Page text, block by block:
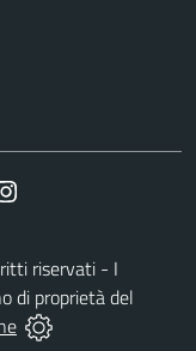
riservati - I
di proprietà del